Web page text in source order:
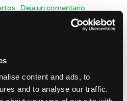
content and ads, to
and to analyse our traffic.
Deja un comentario